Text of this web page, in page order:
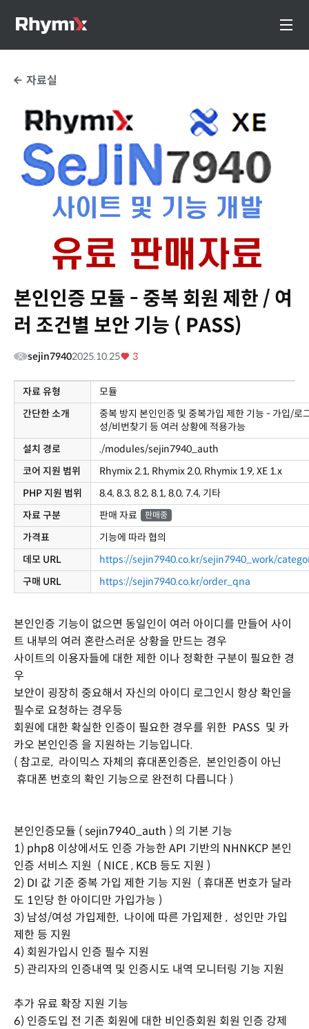
자료실
본인인증 모듈 - 중복 회원 제한 / 여
러 조건별 보안 기능 ( PASS)
sejin79402025.10.25 3
자료 유형
모듈
간단한 소개
중복 방지 본인인증 및 중복가입 제한 기능 - 가입/로
성/비번찾기 등 여러 상황에 적용가능
설치 경로
./modules/sejin7940_auth
코어 지원 범위
Rhymix 2.1, Rhymix 2.0, Rhymix 1.9, XE 1.x
PHP 지원 범위
8.4, 8.3, 8.2, 8.1, 8.0, 7.4, 기타
자료 구분
판매 자료 판매중
가격표
기능에 따라 협의
데모 URL
https://sejin7940.co.kr/sejin7940_work/
구매 URL
https://sejin7940.co.kr/order_qna
본인인증 기능이 없으면 동일인이 여러 아이디를 만들어 사이
트 내부의 여러 혼란스러운 상황을 만드는 경우
사이트의 이용자들에 대한 제한 이나 정확한 구분이 필요한 경
우
보안이 굉장히 중요해서 자신의 아이디 로그인시 항상 확인을
필수로 요청하는 경우등
회원에 대한 확실한 인증이 필요한 경우를 위한 PASS 및 카
카오 본인인증 을 지원하는 기능입니다.
( 참고로, 라이믹스 자체의 휴대폰인증은, 본인인증이 아닌
휴대폰 번호의 확인 기능으로 완전히 다릅니다 )
본인인증모듈 ( sejin7940_auth ) 의 기본 기능
1) php8 이상에서도 인증 가능한 API 기반의 NHNKCP 본인
인증 서비스 지원 ( NICE , KCB 등도 지원 )
2) DI 값 기준 중복 가입 제한 기능 지원 ( 휴대폰 번호가 달라
도 1인당 한 아이디만 가입가능 )
3) 남성/여성 가입제한, 나이에 따른 가입제한 , 성인만 가입
제한 등 지원
4) 회원가입시 인증 필수 지원
5) 관리자의 인증내역 및 인증시도 내역 모니터링 기능 지원
추가 유료 확장 지원 기능
6) 인증도입 전 기존 회원에 대한 비인증회원 회원 인증 강제